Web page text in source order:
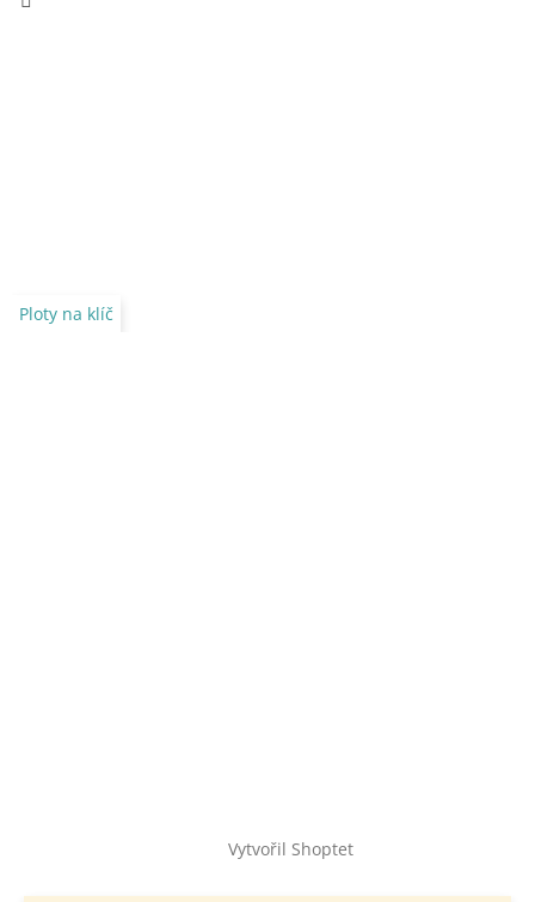
Ploty na klíč
Vytvořil Shoptet